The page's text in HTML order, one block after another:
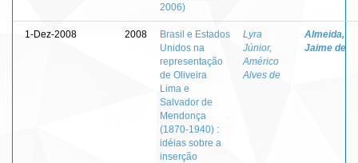
2006)
1-Dez-2008 2008
Brasil e Estados
Unidos na
representação
de Oliveira
Lima e
Salvador de
Mendonça
(1870-1940) :
idéias sobre a
inserção
Lyra
Júnior,
Américo
Alves de
Almeida,
Jaime de